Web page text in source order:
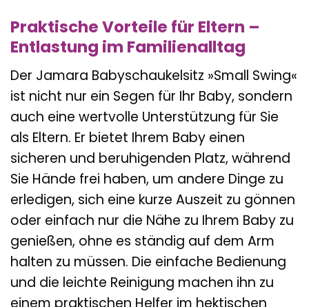
Praktische Vorteile für Eltern –
Entlastung im Familienalltag
Der Jamara Babyschaukelsitz »Small Swing«
ist nicht nur ein Segen für Ihr Baby, sondern
auch eine wertvolle Unterstützung für Sie
als Eltern. Er bietet Ihrem Baby einen
sicheren und beruhigenden Platz, während
Sie Hände frei haben, um andere Dinge zu
erledigen, sich eine kurze Auszeit zu gönnen
oder einfach nur die Nähe zu Ihrem Baby zu
genießen, ohne es ständig auf dem Arm
halten zu müssen. Die einfache Bedienung
und die leichte Reinigung machen ihn zu
einem praktischen Helfer im hektischen